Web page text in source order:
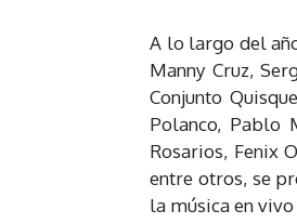
A lo largo del
Manny Cruz,
Conjunto
Polanco, Pablo
Rosarios, Fenix
entre otros, se
la música en